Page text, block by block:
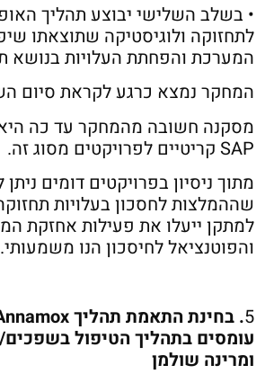
• בשלב השלישי יבוצע תהליך
לתחזוקה ולוגיסטיקה שתוצאתו
המערכת והפחתת העלויות בנושא
המחקר נמצא כרגע לקראת סיום
מסקנה חשובה מהמחקר עד כה היא
SAP קריטיים לפרויקטים מסוג זה.
מתוך ניסיון בפרויקטים דומים
שההמלצות לחסכון בעלויות
למתקן ייעלו את פעילות אחזקת
והפוטנציאל לחיסכון הנו משמעותי.
5
עומסים בתהליך הטיפול
ומרינה שולמן